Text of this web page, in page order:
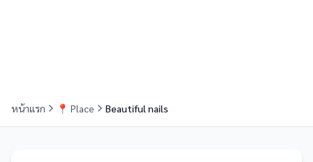
หน้าแรก 📍 Place Beautiful nails